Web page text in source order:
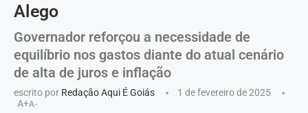
Alego
Governador reforçou a necessidade de
equilíbrio nos gastos diante do atual cenário
de alta de juros e inflação
escrito por Redação Aqui É Goiás
1 de fevereiro de 2025
A+A-